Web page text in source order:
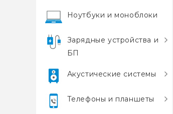
Ноутбуки и моноблоки
Зарядные устройства и
БП
Акустические системы
Телефоны и планшеты